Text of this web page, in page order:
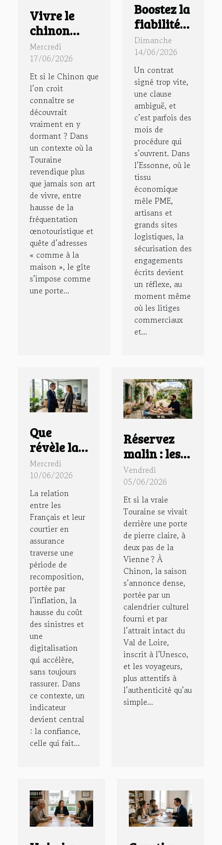
Vivre le
chinon
authentique
: immersion
dans un
gîte à
chinon au
cœur des
vignes
Mercredi
17/06/2026
Et si le Chinon que
l’on croit
connaître se
découvrait
vraiment en y
dormant ? Dans
un contexte où la
Touraine
revendique plus
que jamais son art
de vivre, entre
hausse de la
fréquentation
œnotouristique et
quête d’adresses
« comme à la
maison », le gîte
s’impose comme
une porte...
Boostez la
fiabilité
de vos
contrats
avec un
huissier
de justice
dans le 91
Dimanche
14/06/2026
Un contrat
signé trop vite,
une clause
ambiguë, et
c’est parfois des
mois de
procédure qui
s’ouvrent. Dans
l’Essonne, où le
tissu
économique
mêle PME,
artisans et
grands sites
logistiques, la
sécurisation des
engagements
écrits devient
un réflexe, au
moment même
où les litiges
commerciaux
et...
Que
révèle la
confiance
des
Français
envers
leur
courtier
en
assurance
?
Mercredi
10/06/2026
La relation
entre les
Français et leur
courtier en
assurance
traverse une
période de
recomposition,
portée par
l’inflation, la
hausse du coût
des sinistres et
une
digitalisation
qui accélère,
sans toujours
rassurer. Dans
ce contexte, un
indicateur
devient central
: la confiance,
celle qui fait...
Réservez
malin : les
secrets d’un
séjour
authentique
en gîte à
Chinon
Vendredi
05/06/2026
Et si la vraie
Touraine se vivait
derrière une porte
de pierre claire, à
deux pas de la
Vienne ? À
Chinon, la saison
s’annonce dense,
portée par un
calendrier culturel
fourni et par
l’attrait intact du
Val de Loire,
inscrit à l’Unesco,
et les voyageurs,
plus attentifs à
l’authenticité qu’au
simple...